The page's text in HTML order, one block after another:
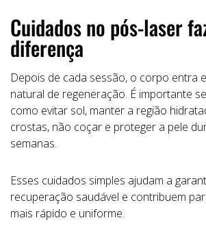
Cuidados no pós-laser
diferença
Depois de cada sessão, o corpo entra
natural de regeneração. É importante
como evitar sol, manter a região
crostas, não coçar e proteger a pele
semanas.
Esses cuidados simples ajudam a
recuperação saudável e contribuem
mais rápido e uniforme.